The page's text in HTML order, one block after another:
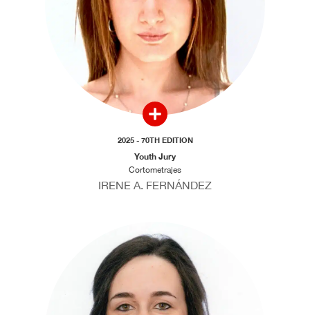
2025 - 70TH EDITION
Youth Jury
Cortometrajes
IRENE A. FERNÁNDEZ